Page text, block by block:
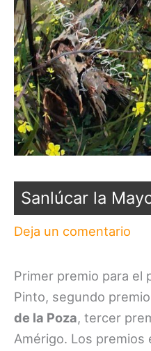
Sanlúcar la
Deja un comentario
Primer premio para el
Pinto, segundo
de la Poza, tercer
Amérigo. Los premios